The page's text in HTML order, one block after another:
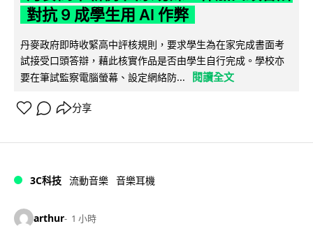
對抗 9 成學生用 AI 作弊
丹麥政府即時收緊高中評核規則，要求學生為在家完成書面考
試接受口頭答辯，藉此核實作品是否由學生自行完成。學校亦
要在筆試監察電腦螢幕、設定網絡防...
閱讀全文
分享
3C科技 流動音樂 音樂耳機
arthur 1 小時